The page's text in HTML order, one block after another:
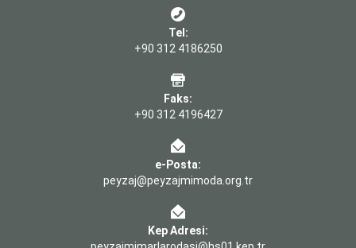
Tel:
+90 312 4186250
Faks:
+90 312 4196427
e-Posta:
peyzaj@peyzajmimoda.org.tr
Kep Adresi: